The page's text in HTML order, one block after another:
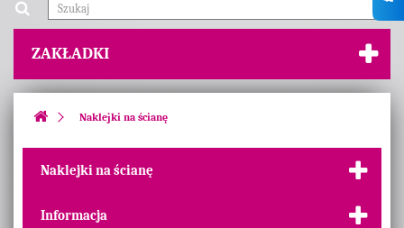
ZAKŁADKI
Naklejki na ścianę
Naklejki na ścianę
Informacja